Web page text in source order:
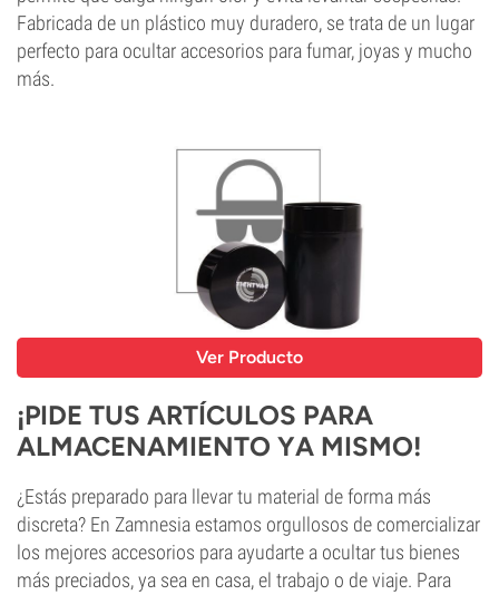
Fabricada de un plástico muy duradero, se trata de un lugar
perfecto para ocultar accesorios para fumar, joyas y mucho
más.
Ver Producto
¡PIDE TUS ARTÍCULOS PARA
ALMACENAMIENTO YA MISMO!
¿Estás preparado para llevar tu material de forma más
discreta? En Zamnesia estamos orgullosos de comercializar
los mejores accesorios para ayudarte a ocultar tus bienes
más preciados, ya sea en casa, el trabajo o de viaje. Para